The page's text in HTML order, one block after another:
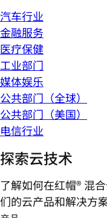
汽车行业
金融服务
医疗保健
工业部门
媒体娱乐
公共部门（全球）
公共部门（美国）
电信行业
探索云技术
了解如何在红帽® 混
们的云产品和解决方案